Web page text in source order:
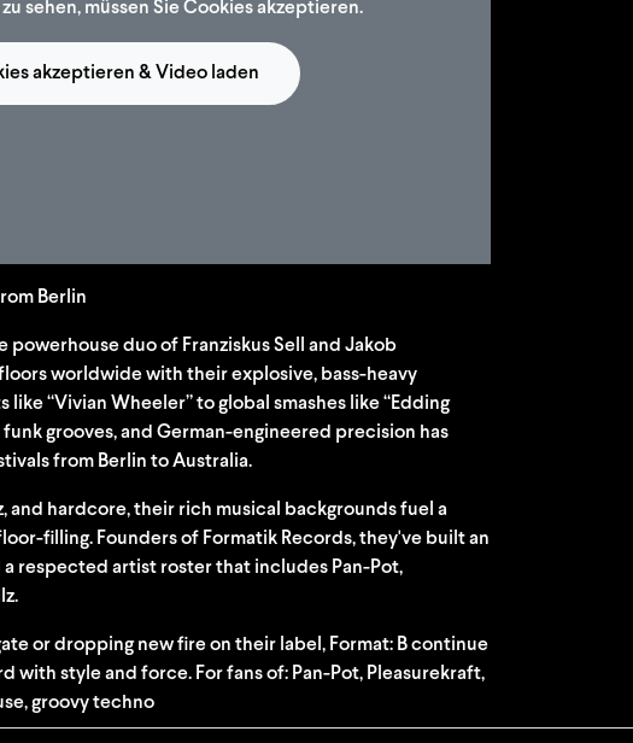
sehen, müssen Sie Cookies akzeptieren.
akzeptieren & Video laden
Berlin
powerhouse duo of Franziskus Sell and Jakob
worldwide with their explosive, bass-heavy
like “Vivian Wheeler” to global smashes like “Edding
grooves, and German-engineered precision has
from Berlin to Australia.
and hardcore, their rich musical backgrounds fuel a
filling. Founders of Formatik Records, they've built an
respected artist roster that includes Pan-Pot,
or dropping new fire on their label, Format: B continue
with style and force. For fans of: Pan-Pot, Pleasurekraft,
groovy techno